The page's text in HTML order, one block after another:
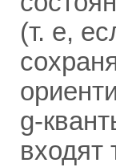
(т. е,
g-
входят